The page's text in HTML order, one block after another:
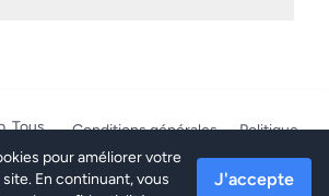
pour améliorer votre
En continuant, vous
J'accepte
Tous
-
Conditions générales
Politique
de confidentialité